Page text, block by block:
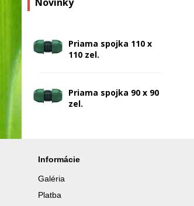
Priama spojka 110 x
110 zel.
Priama spojka 90 x 90
zel.
Informácie
Galéria
Platba